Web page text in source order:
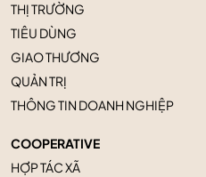
THỊ TRƯỜNG
TIÊU DÙNG
GIAO THƯƠNG
QUẢN TRỊ
THÔNG TIN DOANH NGHIỆP
COOPERATIVE
HỢP TÁC XÃ